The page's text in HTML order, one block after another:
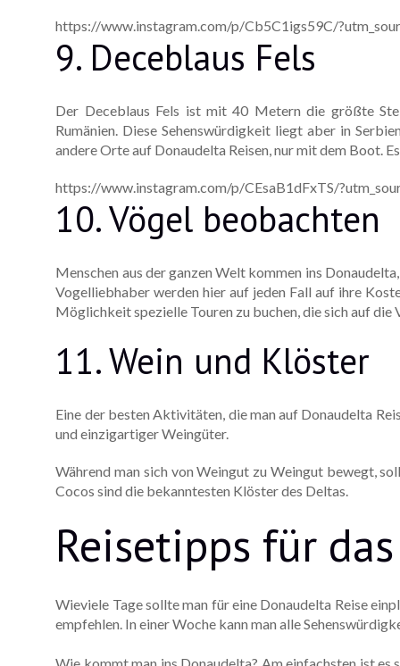
https://www.instagram.com/p/Cb5C1igs59C/
9. Deceblaus Fels
Der Deceblaus Fels ist mit 40 Metern die größte
Rumänien. Diese Sehenswürdigkeit liegt aber in
andere Orte auf Donaudelta Reisen, nur mit dem Boot.
https://www.instagram.com/p/CEsaB1dFxTS/
10. Vögel beobachten
Menschen aus der ganzen Welt kommen ins
Vogelliebhaber werden hier auf jeden Fall auf ihre
Möglichkeit spezielle Touren zu buchen, die sich auf
11. Wein und Klöster
Eine der besten Aktivitäten, die man auf Donaudelta
und einzigartiger Weingüter.
Während man sich von Weingut zu Weingut bewegt,
Cocos sind die bekanntesten Klöster des Deltas.
Reisetipps für
Wieviele Tage sollte man für eine Donaudelta Reise
empfehlen. In einer Woche kann man alle